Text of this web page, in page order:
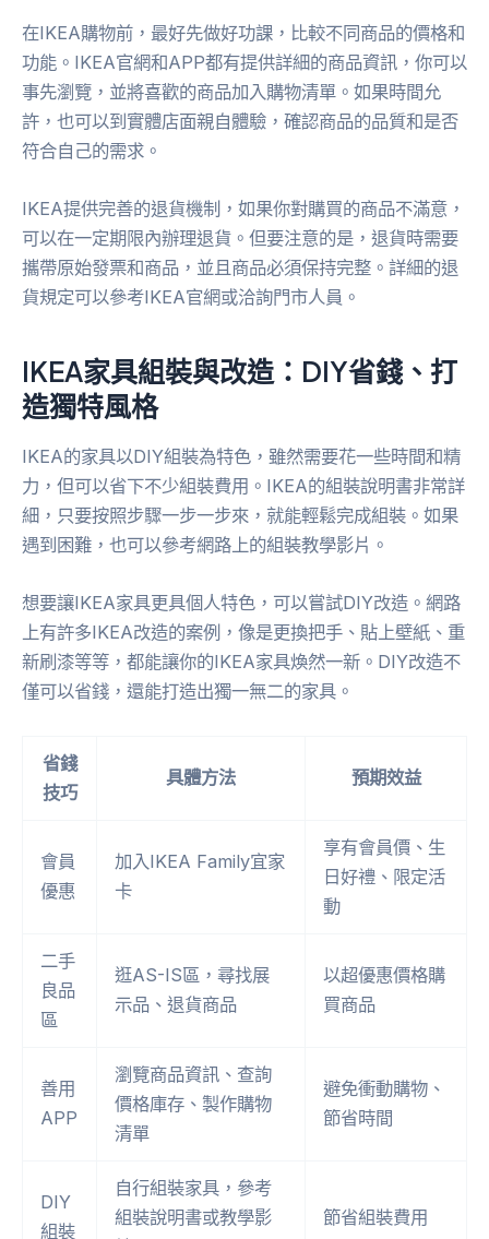
在IKEA購物前，最好先做好功課，比較不同商品的價格和
功能。IKEA官網和APP都有提供詳細的商品資訊，你可以
事先瀏覽，並將喜歡的商品加入購物清單。如果時間允
許，也可以到實體店面親自體驗，確認商品的品質和是否
符合自己的需求。
IKEA提供完善的退貨機制，如果你對購買的商品不滿意，
可以在一定期限內辦理退貨。但要注意的是，退貨時需要
攜帶原始發票和商品，並且商品必須保持完整。詳細的退
貨規定可以參考IKEA官網或洽詢門市人員。
IKEA家具組裝與改造：DIY省錢、打
造獨特風格
IKEA的家具以DIY組裝為特色，雖然需要花一些時間和精
力，但可以省下不少組裝費用。IKEA的組裝說明書非常詳
細，只要按照步驟一步一步來，就能輕鬆完成組裝。如果
遇到困難，也可以參考網路上的組裝教學影片。
想要讓IKEA家具更具個人特色，可以嘗試DIY改造。網路
上有許多IKEA改造的案例，像是更換把手、貼上壁紙、重
新刷漆等等，都能讓你的IKEA家具煥然一新。DIY改造不
僅可以省錢，還能打造出獨一無二的家具。
省錢
技巧
具體方法 預期效益
會員
優惠
加入IKEA Family宜家
卡
享有會員價、生
日好禮、限定活
動
二手
良品
區
逛AS-IS區，尋找展
示品、退貨商品
以超優惠價格購
買商品
善用
APP
瀏覽商品資訊、查詢
價格庫存、製作購物
清單
避免衝動購物、
節省時間
DIY
組裝
自行組裝家具，參考
組裝說明書或教學影
節省組裝費用